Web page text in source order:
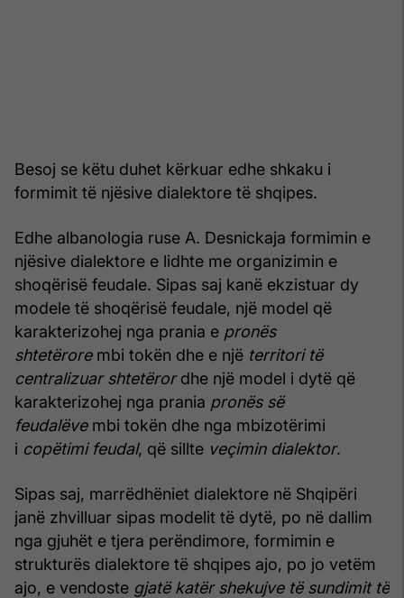
Besoj se këtu duhet kërkuar edhe shkaku i
formimit të njësive dialektore të shqipes.
Edhe albanologia ruse A. Desnickaja formimin e
njësive dialektore e lidhte me organizimin e
shoqërisë feudale. Sipas saj kanë ekzistuar dy
modele të shoqërisë feudale, një model që
karakterizohej nga prania e pronës
shtetërorembi tokën dhe e një territori të
centralizuar shtetërordhe një model i dytë që
karakterizohej nga prania pronës së
feudalëvembi tokën dhe nga mbizotërimi
i copëtimi feudal, që sillte veçimin dialektor.
Sipas saj, marrëdhëniet dialektore në Shqipëri
janë zhvilluar sipas modelit të dytë, po në dallim
nga gjuhët e tjera perëndimore, formimin e
strukturës dialektore të shqipes ajo, po jo vetëm
ajo, e vendoste gjatë katër shekujve të sundimit të